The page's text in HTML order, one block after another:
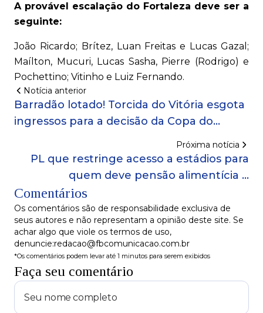
A provável escalação do Fortaleza deve ser a
seguinte:
João Ricardo; Brítez, Luan Freitas e Lucas Gazal;
Maílton, Mucuri, Lucas Sasha, Pierre (Rodrigo) e
Pochettino; Vitinho e Luiz Fernando.
Notícia anterior
Barradão lotado! Torcida do Vitória esgota
ingressos para a decisão da Copa do
Próxima notícia
PL que restringe acesso a estádios para
quem deve pensão alimentícia é
Comentários
Os comentários são de responsabilidade exclusiva de
seus autores e não representam a opinião deste site. Se
achar algo que viole os termos de uso,
denuncie:redacao@fbcomunicacao.com.br
*Os comentários podem levar até 1 minutos para serem exibidos
Faça seu comentário